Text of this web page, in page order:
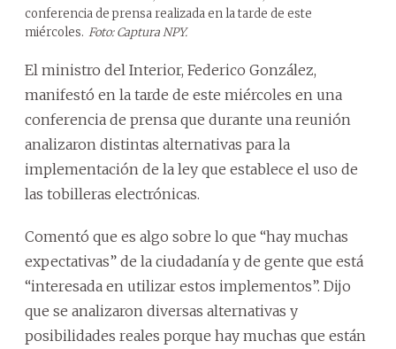
conferencia de prensa realizada en la tarde de este
miércoles. Foto: Captura NPY.
El ministro del Interior, Federico González,
manifestó en la tarde de este miércoles en una
conferencia de prensa que durante una reunión
analizaron distintas alternativas para la
implementación de la ley que establece el uso de
las tobilleras electrónicas.
Comentó que es algo sobre lo que “hay muchas
expectativas” de la ciudadanía y de gente que está
“interesada en utilizar estos implementos”. Dijo
que se analizaron diversas alternativas y
posibilidades reales porque hay muchas que están